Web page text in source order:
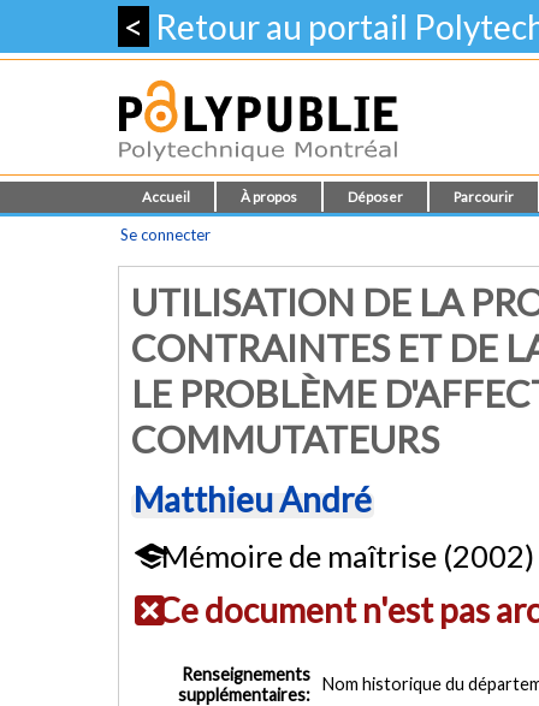
< Retour au portail
Accueil À propos Déposer Parcourir
Se connecter
UTILISATION DE LA
CONTRAINTES ET DE
LE PROBLÈME
COMMUTATEURS
Matthieu André
Mémoire de maîtrise (2002)
Ce document n'est pas
Renseignements
supplémentaires:
Nom historique du